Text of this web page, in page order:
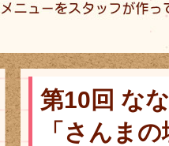
第10回 な
「さんま